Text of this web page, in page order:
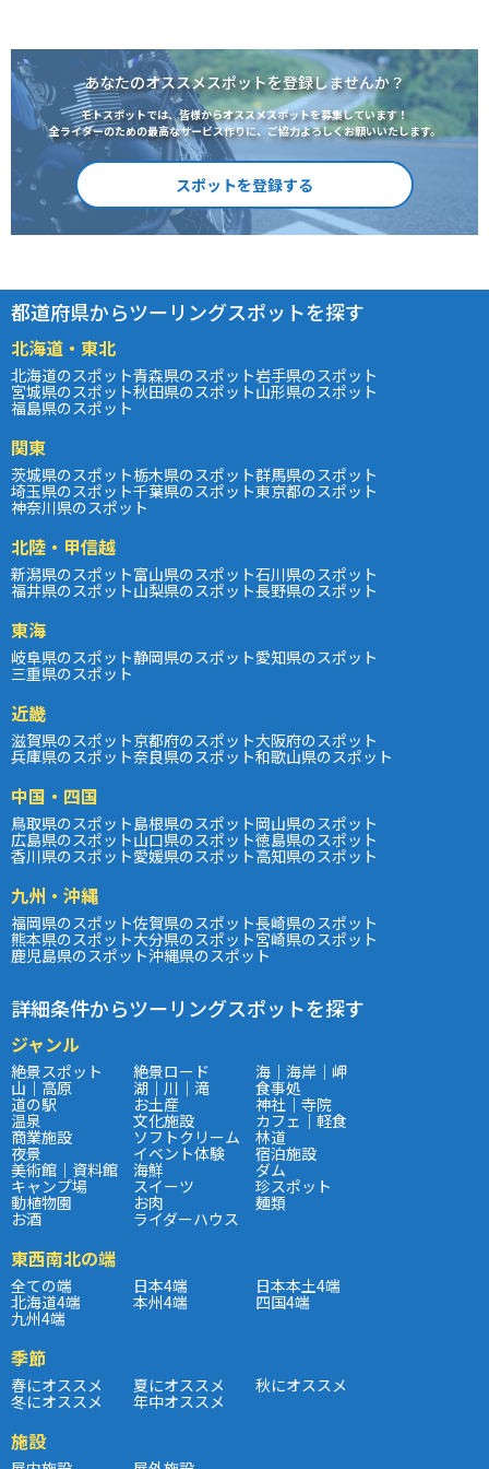
あなたのオススメスポットを登録しませんか？
モトスポットでは、皆様からオススメスポットを募集しています！
全ライダーのための最高なサービス作りに、ご協力よろしくお願いいたします。
スポットを登録する
都道府県からツーリングスポットを探す
北海道・東北
北海道のスポット青森県のスポット岩手県のスポット
宮城県のスポット秋田県のスポット山形県のスポット
福島県のスポット
関東
茨城県のスポット栃木県のスポット群馬県のスポット
埼玉県のスポット千葉県のスポット東京都のスポット
神奈川県のスポット
北陸・甲信越
新潟県のスポット富山県のスポット石川県のスポット
福井県のスポット山梨県のスポット長野県のスポット
東海
岐阜県のスポット静岡県のスポット愛知県のスポット
三重県のスポット
近畿
滋賀県のスポット京都府のスポット大阪府のスポット
兵庫県のスポット奈良県のスポット和歌山県のスポット
中国・四国
鳥取県のスポット島根県のスポット岡山県のスポット
広島県のスポット山口県のスポット徳島県のスポット
香川県のスポット愛媛県のスポット高知県のスポット
九州・沖縄
福岡県のスポット佐賀県のスポット長崎県のスポット
熊本県のスポット大分県のスポット宮崎県のスポット
鹿児島県のスポット沖縄県のスポット
詳細条件からツーリングスポットを探す
ジャンル
絶景スポット 絶景ロード 海｜海岸｜岬
山｜高原 湖｜川｜滝 食事処
道の駅 お土産 神社｜寺院
温泉 文化施設 カフェ｜軽食
商業施設 ソフトクリーム 林道
夜景 イベント体験 宿泊施設
美術館｜資料館 海鮮 ダム
キャンプ場 スイーツ 珍スポット
動植物園 お肉 麺類
お酒 ライダーハウス
東西南北の端
全ての端 日本4端 日本本土4端
北海道4端 本州4端 四国4端
九州4端
季節
春にオススメ 夏にオススメ 秋にオススメ
冬にオススメ 年中オススメ
施設